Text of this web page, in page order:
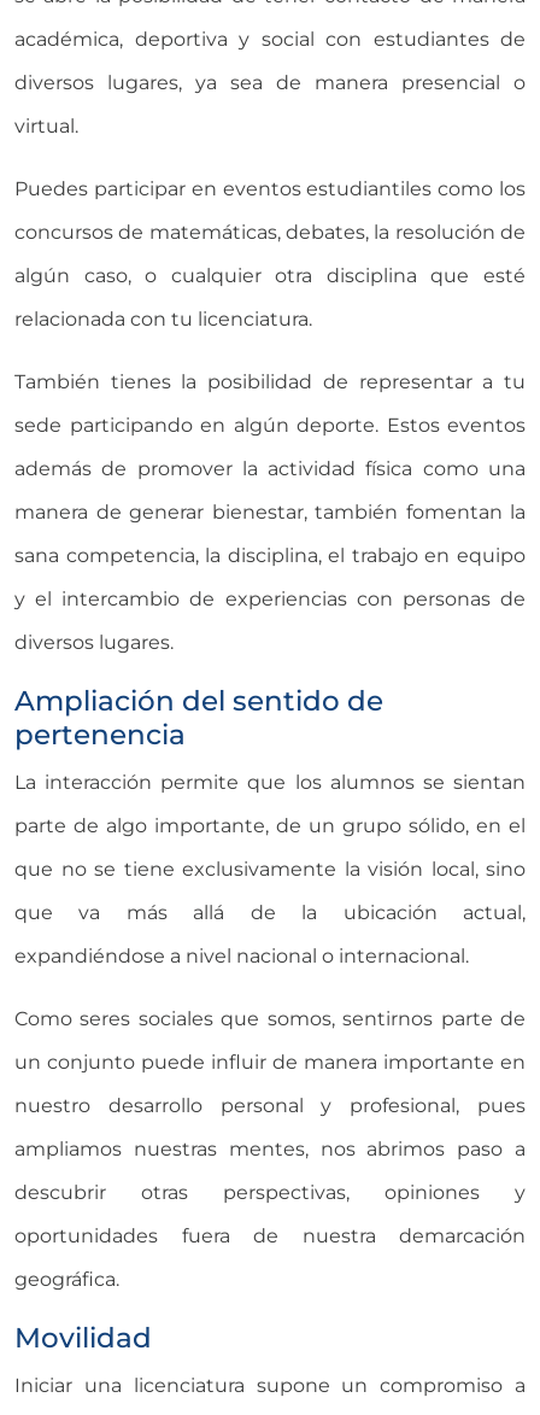
académica, deportiva y social con estudiantes de
diversos lugares, ya sea de manera presencial o
virtual.
Puedes participar en eventos estudiantiles como los
concursos de matemáticas, debates, la resolución de
algún caso, o cualquier otra disciplina que esté
relacionada con tu licenciatura.
También tienes la posibilidad de representar a tu
sede participando en algún deporte. Estos eventos
además de promover la actividad física como una
manera de generar bienestar, también fomentan la
sana competencia, la disciplina, el trabajo en equipo
y el intercambio de experiencias con personas de
diversos lugares.
Ampliación del sentido de
pertenencia
La interacción permite que los alumnos se sientan
parte de algo importante, de un grupo sólido, en el
que no se tiene exclusivamente la visión local, sino
que va más allá de la ubicación actual,
expandiéndose a nivel nacional o internacional.
Como seres sociales que somos, sentirnos parte de
un conjunto puede influir de manera importante en
nuestro desarrollo personal y profesional, pues
ampliamos nuestras mentes, nos abrimos paso a
descubrir otras perspectivas, opiniones y
oportunidades fuera de nuestra demarcación
geográfica.
Movilidad
Iniciar una licenciatura supone un compromiso a